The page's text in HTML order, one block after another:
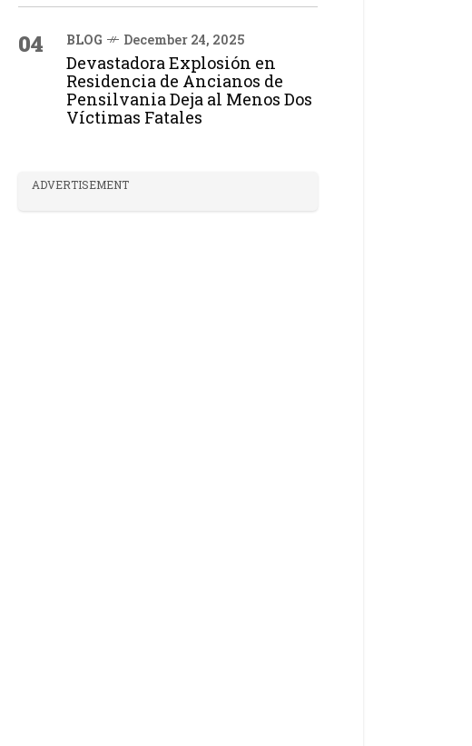
04 BLOG December 24, 2025
Devastadora Explosión en
Residencia de Ancianos de
Pensilvania Deja al Menos Dos
Víctimas Fatales
ADVERTISEMENT